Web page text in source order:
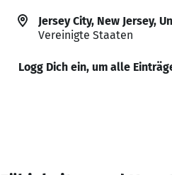
Jersey City, New Jersey,
Vereinigte Staaten
Logg Dich ein, um alle